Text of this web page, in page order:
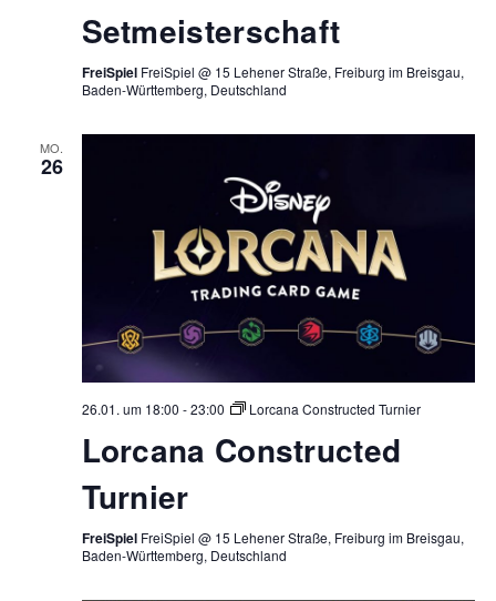
Setmeisterschaft
FreiSpiel FreiSpiel @ 15 Lehener Straße, Freiburg im Breisgau,
Baden-Württemberg, Deutschland
MO.
26
26.01. um 18:00 -23:00 Lorcana Constructed Turnier
Lorcana Constructed
Turnier
FreiSpiel FreiSpiel @ 15 Lehener Straße, Freiburg im Breisgau,
Baden-Württemberg, Deutschland